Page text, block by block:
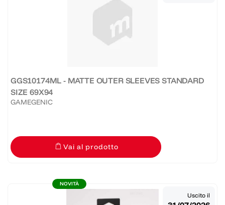
GGS10174ML - MATTE OUTER SLEEVES STANDARD
SIZE 69X94
GAMEGENIC
Vai al prodotto
NOVITÀ
Uscito il